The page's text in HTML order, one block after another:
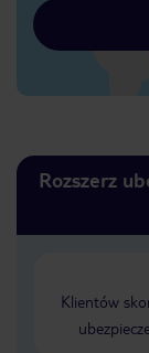
Rozszerz
Klientów